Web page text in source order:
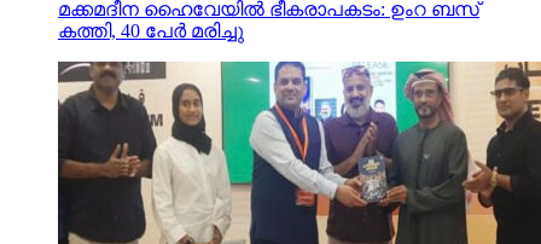
മക്കമദീന ഹൈവേയില്‍ ഭീകരാപകടം: ഉംറ ബസ്
കത്തി, 40 പേര്‍ മരിച്ചു